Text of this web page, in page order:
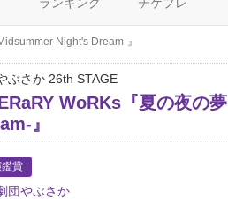
Night's Dream-』
ぶさか 26th STAGE
WoRKs『夏の夜の
』
賞
団やぶさか